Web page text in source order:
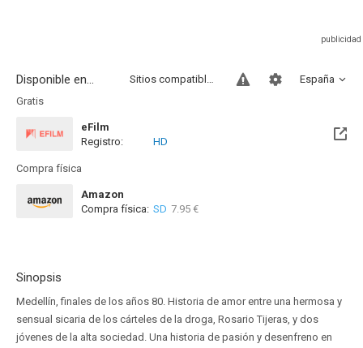
Disponible en... España
Sitios compatibles
Gratis
eFilm
Registro:
HD
Compra física
Amazon
Compra física: SD 7.95 €
Sinopsis
Medellín, finales de los años 80. Historia de amor entre una hermosa y
sensual sicaria de los cárteles de la droga, Rosario Tijeras, y dos
jóvenes de la alta sociedad. Una historia de pasión y desenfreno en